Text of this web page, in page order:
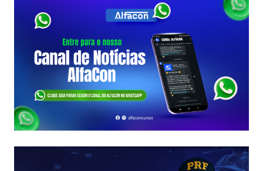
CONTRATO
A
FCC
É
ASSINADO
E
EDITAL
SALÁRIOS